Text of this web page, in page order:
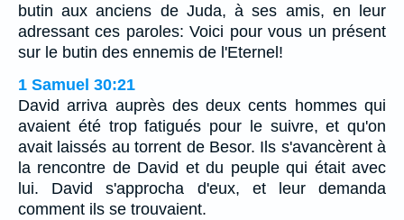
butin aux anciens de Juda, à ses amis, en leur
adressant ces paroles: Voici pour vous un présent
sur le butin des ennemis de l'Eternel!
1 Samuel 30:21
David arriva auprès des deux cents hommes qui
avaient été trop fatigués pour le suivre, et qu'on
avait laissés au torrent de Besor. Ils s'avancèrent à
la rencontre de David et du peuple qui était avec
lui. David s'approcha d'eux, et leur demanda
comment ils se trouvaient.